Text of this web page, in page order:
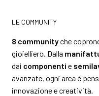
LE COMMUNITY
8 communityche
gioielliero. Dalla
dai componenti e
avanzate, ogni area è
innovazione e creatività.